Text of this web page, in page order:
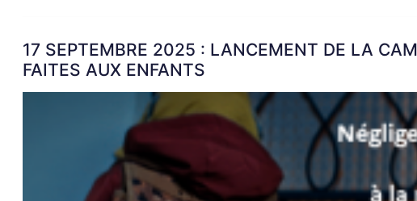
17 SEPTEMBRE 2025 : LANCEMENT DE LA
FAITES AUX ENFANTS